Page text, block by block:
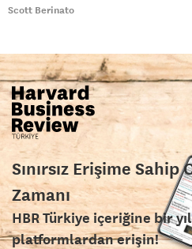
Scott Berinato
Sınırsız Erişime Sahip
Zamanı
HBR Türkiye içeriğine bir
platformlardan erişin!